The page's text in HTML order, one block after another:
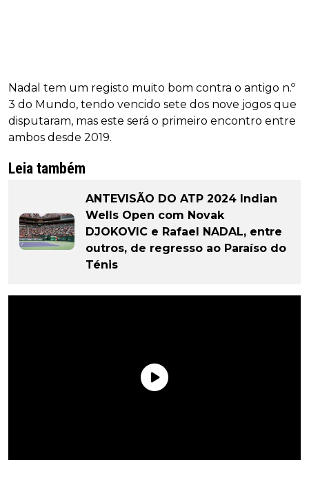
Nadal tem um registo muito bom contra o antigo n.º
3 do Mundo, tendo vencido sete dos nove jogos que
disputaram, mas este será o primeiro encontro entre
ambos desde 2019.
Leia também
ANTEVISÃO DO ATP 2024 Indian
Wells Open com Novak
DJOKOVIC e Rafael NADAL, entre
outros, de regresso ao Paraíso do
Ténis